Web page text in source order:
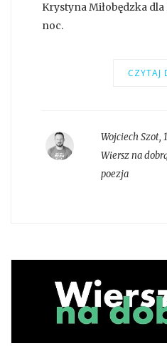
Krystyna Miłobędzka
noc.
CZYTAJ
Wojciech Szot,
Wiersz na
poezja